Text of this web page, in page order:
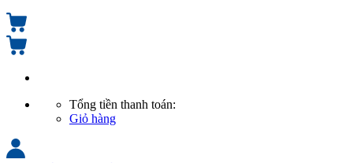
Tổng tiền thanh toán:
Giỏ hàng